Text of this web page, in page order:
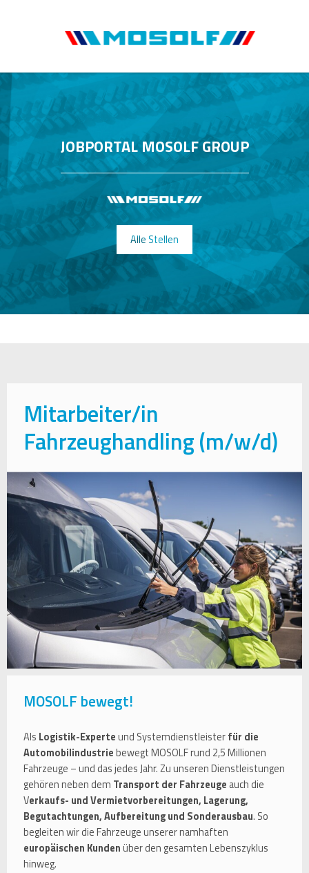
JOBPORTAL MOSOLF GROUP
Alle Stellen
Mitarbeiter/in
Fahrzeughandling (m/w/d)
MOSOLF bewegt!
Als Logistik-Experteund Systemdienstleisterfür die
Automobilindustriebewegt MOSOLF rund 2,5 Millionen
Fahrzeuge – und das jedes Jahr. Zu unseren Dienstleistungen
gehören neben dem Transport der Fahrzeuge auch die
Verkaufs- und Vermietvorbereitungen, Lagerung,
Begutachtungen, Aufbereitung und Sonderausbau. So
begleiten wir die Fahrzeuge unserer namhaften
europäischen Kundenüber den gesamten Lebenszyklus
hinweg.